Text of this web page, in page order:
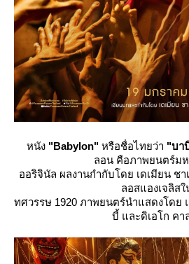
หนัง "Babylon"หรือชื่อไทยว่า "บา
ลอน คือภาพยนตร์ม
ออริจินัล ผลงานกำกับโดย เดเมียน ช
ลอสแองเจลิสใ
ทศวรรษ 1920 ภาพยนตร์นำแสดงโดย
บี้ และดิเอโก คา